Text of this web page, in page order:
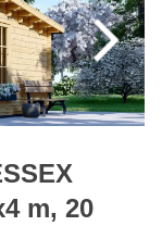
m, 20